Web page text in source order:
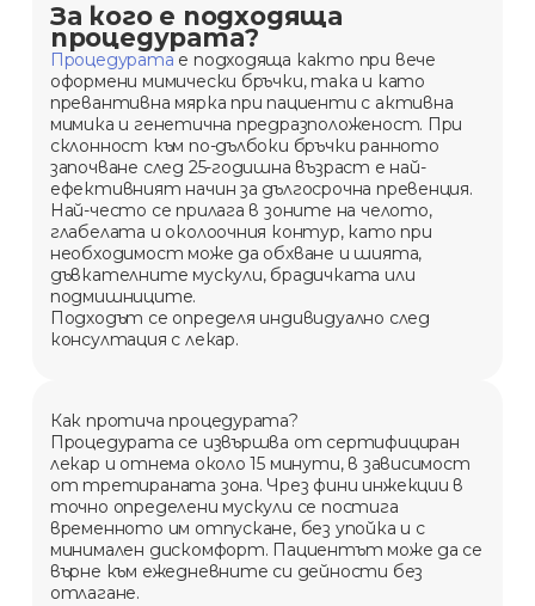
За кого е подходяща
процедурата?
Процедурата е подходяща както при вече
оформени мимически бръчки, така и като
превантивна мярка при пациенти с активна
мимика и генетична предразположеност. При
склонност към по-дълбоки бръчки ранното
започване след 25-годишна възраст е най-
ефективният начин за дългосрочна превенция.
Най-често се прилага в зоните на челото,
глабелата и околоочния контур, като при
необходимост може да обхване и шията,
дъвкателните мускули, брадичката или
подмишниците.
Подходът се определя индивидуално след
консултация с лекар.
Как протича процедурата?
Процедурата се извършва от сертифициран
лекар и отнема около 15 минути, в зависимост
от третираната зона. Чрез фини инжекции в
точно определени мускули се постига
временното им отпускане, без упойка и с
минимален дискомфорт. Пациентът може да се
върне към ежедневните си дейности без
отлагане.